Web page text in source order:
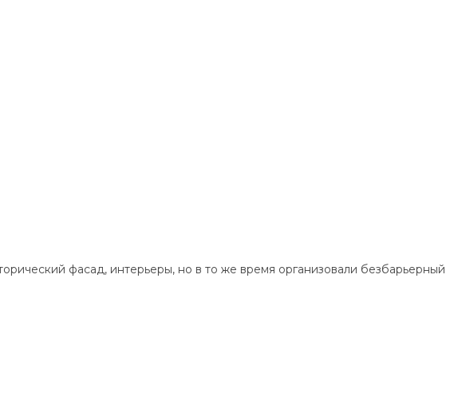
фасад, интерьеры, но в то же время организовали безбарьерный